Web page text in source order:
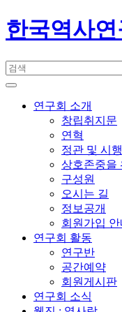
한국역사연
연구회 소개
창립취지문
연혁
정관 및 시
상호존중을
구성원
오시는 길
정보공개
회원가입 안
연구회 활동
연구반
공간예약
회원게시판
연구회 소식